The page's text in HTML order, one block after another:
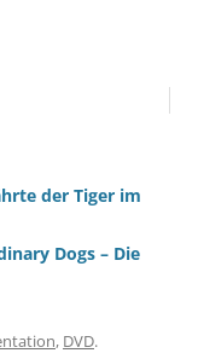
der Tiger im
Dogs – Die
, DVD.